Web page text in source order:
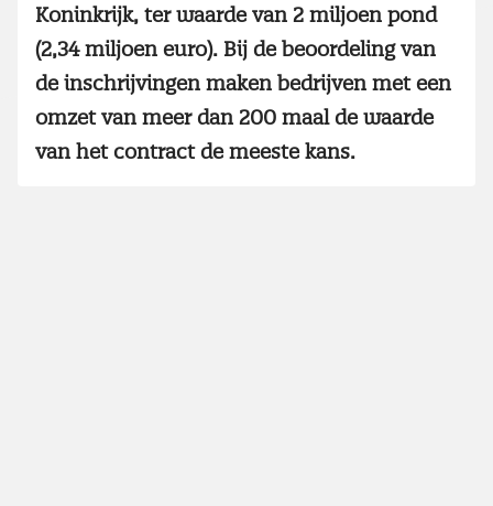
Koninkrijk, ter waarde van 2 miljoen pond
(2,34 miljoen euro). Bij de beoordeling van
de inschrijvingen maken bedrijven met een
omzet van meer dan 200 maal de waarde
van het contract de meeste kans.